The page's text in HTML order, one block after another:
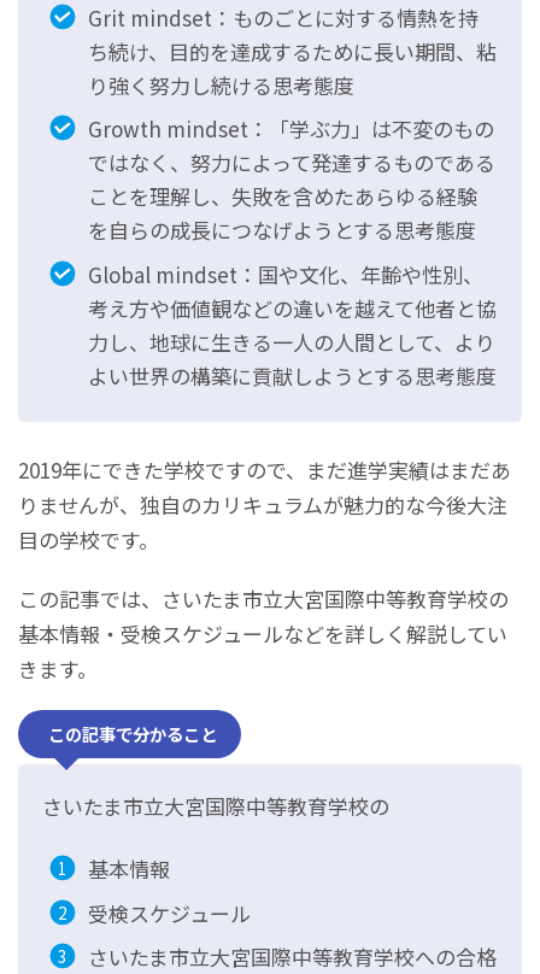
Grit mindset：ものごとに対する情熱を持
ち続け、目的を達成するために長い期間、粘
り強く努力し続ける思考態度
Growth mindset：「学ぶ力」は不変のもの
ではなく、努力によって発達するものである
ことを理解し、失敗を含めたあらゆる経験
を自らの成長につなげようとする思考態度
Global mindset：国や文化、年齢や性別、
考え方や価値観などの違いを越えて他者と協
力し、地球に生きる一人の人間として、より
よい世界の構築に貢献しようとする思考態度
2019年にできた学校ですので、まだ進学実績はまだあ
りませんが、独自のカリキュラムが魅力的な今後大注
目の学校です。
この記事では、さいたま市立大宮国際中等教育学校の
基本情報・受検スケジュールなどを詳しく解説してい
きます。
この記事で分かること
さいたま市立大宮国際中等教育学校の
基本情報
受検スケジュール
さいたま市立大宮国際中等教育学校への合格